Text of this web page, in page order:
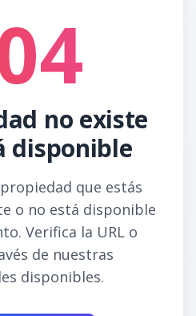
no existe
disponible
que estás
o no está disponible
Verifica la URL o
de nuestras
disponibles.